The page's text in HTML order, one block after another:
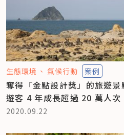
生態環境 氣候行動 案例
奪得「金點設計獎」的旅遊景
遊客 4 年成長超過 20 萬人次
2020.09.22